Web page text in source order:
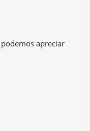
apreciar